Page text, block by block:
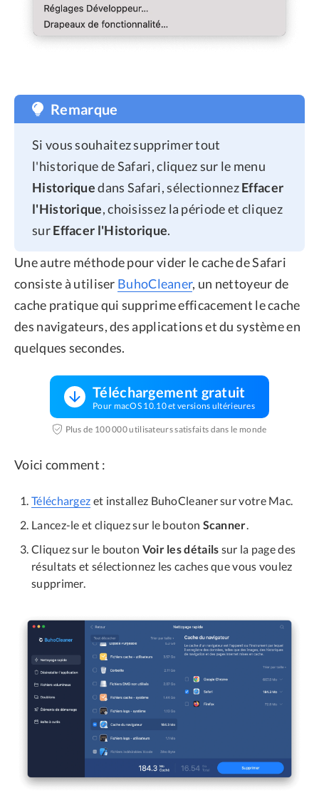
Remarque
Si vous souhaitez supprimer tout
l'historique de Safari, cliquez sur le menu
Historiquedans Safari, sélectionnezEffacer
l'Historique, choisissez la période et cliquez
surEffacer l'Historique.
Une autre méthode pour vider le cache de Safari
consiste à utiliser BuhoCleaner, un nettoyeur de
cache pratique qui supprime efficacement le cache
des navigateurs, des applications et du système en
quelques secondes.
Téléchargement gratuit
Pour macOS 10.10 et versions ultérieures
Plus de 100 000 utilisateurs satisfaits dans le monde
Voici comment :
Téléchargez et installez BuhoCleaner sur votre Mac.
Lancez-le et cliquez sur le bouton Scanner.
Cliquez sur le bouton Voir les détails sur la page des
résultats et sélectionnez les caches que vous voulez
supprimer.